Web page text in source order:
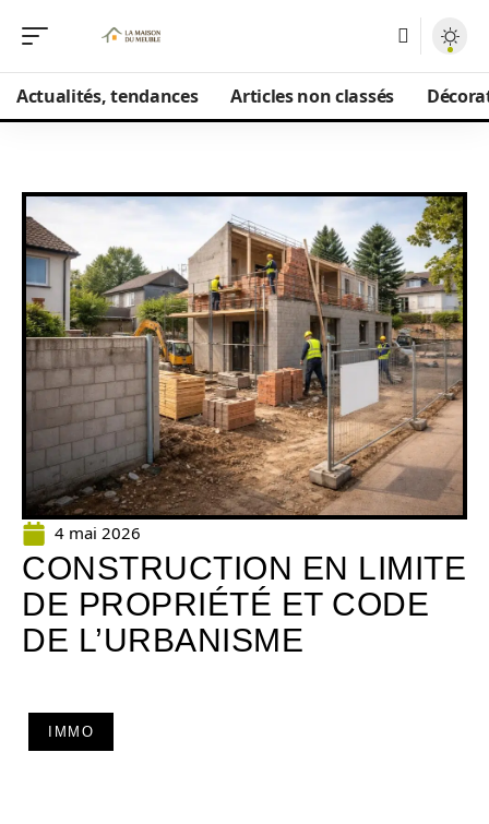
Actualités, tendances Articles non classés
4 mai 2026
CONSTRUCTION EN LIMITE
DE PROPRIÉTÉ ET CODE
DE L’URBANISME
IMMO